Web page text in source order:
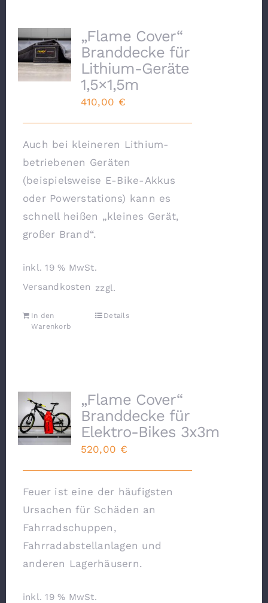
„Flame Cover“
Branddecke für
Lithium-Geräte
1,5×1,5m
410,00 €
Auch bei kleineren Lithium-
betriebenen Geräten
(beispielsweise E-Bike-Akkus
oder Powerstations) kann es
schnell heißen „kleines Gerät,
großer Brand“.
inkl. 19 % MwSt.
zzgl.
Versandkosten
In den
Warenkorb
Details
„Flame Cover“
Branddecke für
Elektro-Bikes 3x3m
520,00 €
Feuer ist eine der häufigsten
Ursachen für Schäden an
Fahrradschuppen,
Fahrradabstellanlagen und
anderen Lagerhäusern.
inkl. 19 % MwSt.